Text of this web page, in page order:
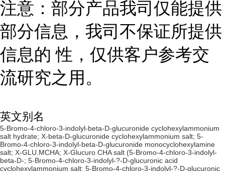
注意：部分产品我司仅能提供
部分信息，我司不保证所提供
信息的 性，仅供客户参考交
流研究之用。
英文别名
5-Bromo-4-chloro-3-indolyl-beta-D-glucuronide cyclohexylammonium
salt hydrate; X-beta-D-glucuronide cyclohexylammonium salt; 5-
Bromo-4-chloro-3-indolyl-beta-D-glucuronide monocyclohexylamine
salt; X-GLU.MCHA; X-Glucuro CHA salt (5-Bromo-4-chloro-3-indolyl-
beta-D-; 5-Bromo-4-chloro-3-indolyl-?-D-glucuronic acid
cyclohexylammonium salt; 5-Bromo-4-chloro-3-indolyl-?-D-glucuronic